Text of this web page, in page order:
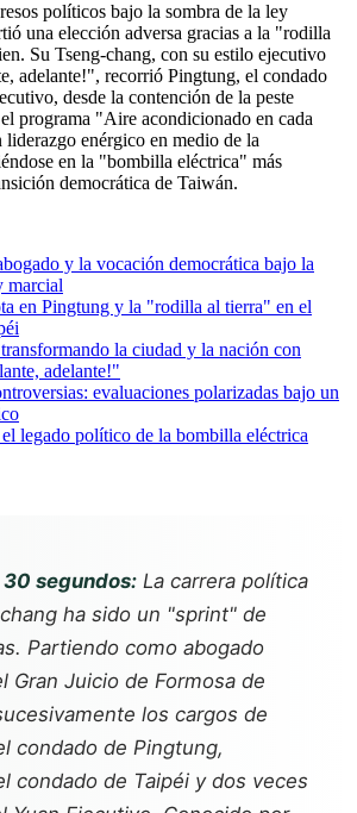
políticos bajo la sombra de la ley
una elección adversa gracias a la "rodilla
Su Tseng-chang, con su estilo ejecutivo
adelante!", recorrió Pingtung, el condado
desde la contención de la peste
programa "Aire acondicionado en cada
enérgico en medio de la
en la "bombilla eléctrica" más
democrática de Taiwán.
y la vocación democrática bajo la
marcial
en Pingtung y la "rodilla al tierra" en el
la ciudad y la nación con
adelante!"
evaluaciones polarizadas bajo un
el legado político de la bombilla eléctrica
30 segundos: La carrera política
ha sido un "sprint" de
Partiendo como abogado
Gran Juicio de Formosa de
los cargos de
condado de Pingtung,
condado de Taipéi y dos veces